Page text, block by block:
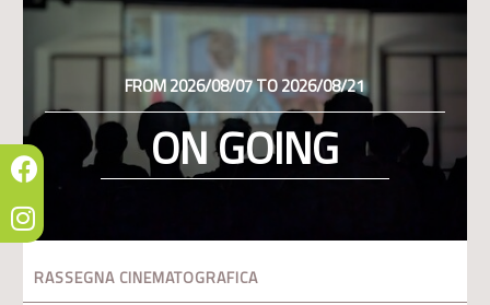
FROM 2026/08/07 TO 2026/08/21
ON GOING
RASSEGNA CINEMATOGRAFICA